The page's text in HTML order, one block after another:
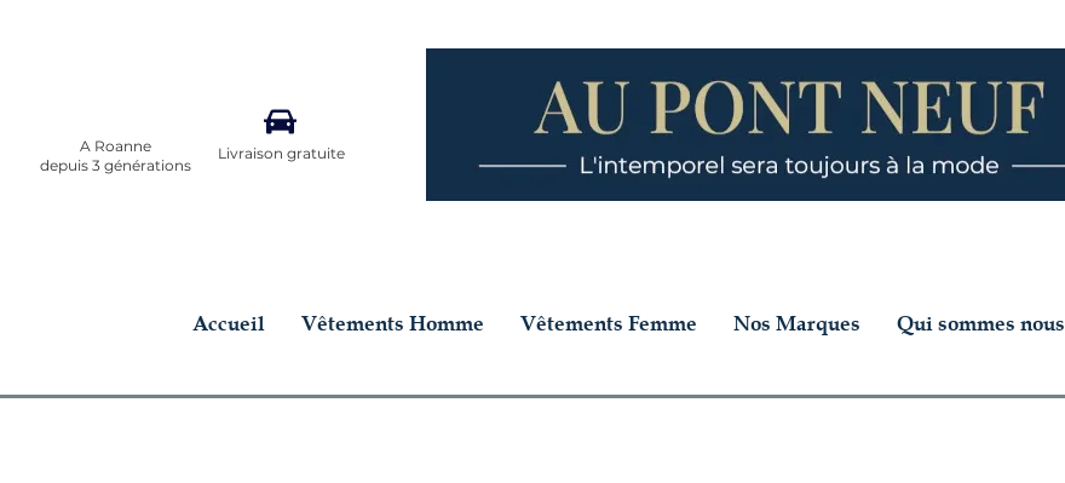
A Roanne
depuis 3 générations
Livraison gratuite
Accueil Vêtements Homme Vêtements Femme Nos Marques Qui sommes nous